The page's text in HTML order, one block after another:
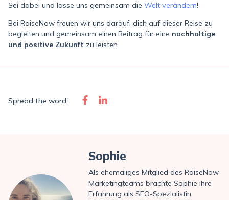
Sei dabei und lasse uns gemeinsam die Welt verändern!
Bei RaiseNow freuen wir uns darauf, dich auf dieser Reise zu
begleiten und gemeinsam einen Beitrag für eine nachhaltige
und positive Zukunft zu leisten.
Spread the word:
Sophie
Als ehemaliges Mitglied des RaiseNow
Marketingteams brachte Sophie ihre
Erfahrung als SEO-Spezialistin,